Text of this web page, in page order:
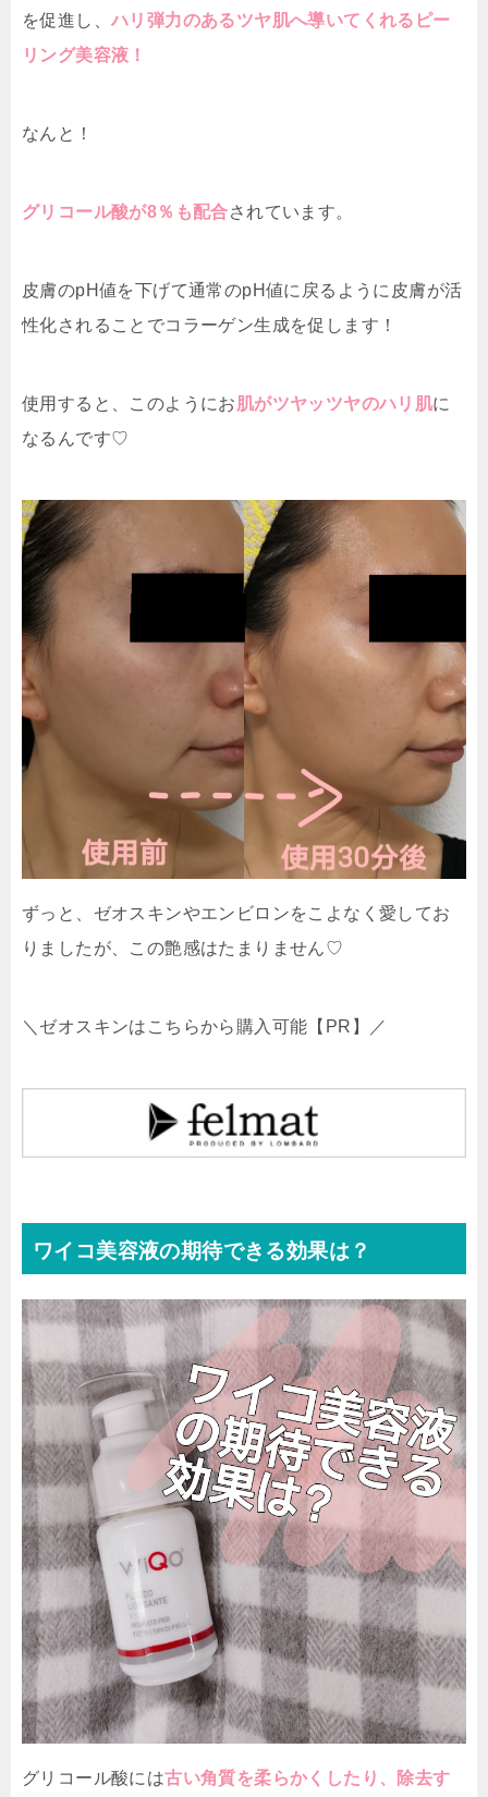
を促進し、ハリ弾力のあるツヤ肌へ導いてくれるピー
リング美容液！
なんと！
グリコール酸が8％も配合されています。
皮膚のpH値を下げて通常のpH値に戻るように皮膚が活
性化されることでコラーゲン生成を促します！
使用すると、このようにお肌がツヤッツヤのハリ肌に
なるんです♡
ずっと、ゼオスキンやエンビロンをこよなく愛してお
りましたが、この艶感はたまりません♡
＼ゼオスキンはこちらから購入可能【PR】／
ワイコ美容液の期待できる効果は？
グリコール酸には古い角質を柔らかくしたり、除去す